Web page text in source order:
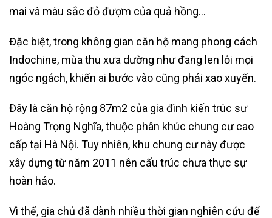
mai và màu sắc đỏ đượm của quả hồng…
Đặc biệt, trong không gian căn hộ mang phong cách
Indochine, mùa thu xưa dường như đang len lỏi mọi
ngóc ngách, khiến ai bước vào cũng phải xao xuyến.
Đây là căn hộ rộng 87m2 của gia đình kiến trúc sư
Hoàng Trọng Nghĩa, thuộc phân khúc chung cư cao
cấp tại Hà Nội. Tuy nhiên, khu chung cư này được
xây dựng từ năm 2011 nên cấu trúc chưa thực sự
hoàn hảo.
Vì thế, gia chủ đã dành nhiều thời gian nghiên cứu để